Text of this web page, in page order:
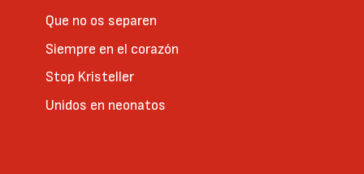
Que no os separen
Siempre en el corazón
Stop Kristeller
Unidos en neonatos